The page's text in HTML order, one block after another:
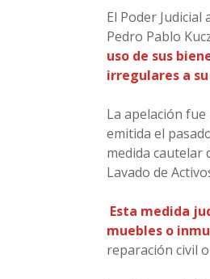
El Poder
Pedro Pablo
uso de sus
irregulares a
La apelación
emitida el
medida cautelar
Lavado de
Esta medida
muebles o
reparación civil